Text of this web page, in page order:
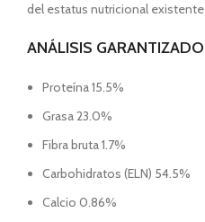
del estatus nutricional
ANÁLISIS GARANTIZADO
Proteína 15.5%
Grasa 23.0%
Fibra bruta 1.7%
Carbohidratos (ELN) 54.5%
Calcio 0.86%